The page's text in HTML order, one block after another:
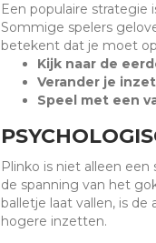
Een populaire strategie
Sommige spelers
betekent dat je moet
Kijk naar de
Verander je
Speel met een
Plinko is niet alleen
de spanning van het
balletje laat vallen, is
hogere inzetten.